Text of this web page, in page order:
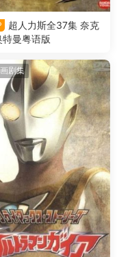
超人力斯全37集 奈克
特曼粤语版
剧集